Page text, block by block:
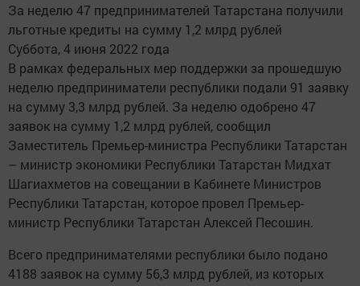
За неделю 47 предпринимателей Татарстана получили
льготные кредиты на сумму 1,2 млрд рублей
Суббота, 4 июня 2022 года
В рамках федеральных мер поддержки за прошедшую
неделю предприниматели республики подали 91 заявку
на сумму 3,3 млрд рублей. За неделю одобрено 47
заявок на сумму 1,2 млрд рублей, сообщил
Заместитель Премьер-министра Республики Татарстан
– министр экономики Республики Татарстан Мидхат
Шагиахметов на совещании в Кабинете Министров
Республики Татарстан, которое провел Премьер-
министр Республики Татарстан Алексей Песошин.
Всего предпринимателями республики было подано
4188 заявок на сумму 56,3 млрд рублей, из которых